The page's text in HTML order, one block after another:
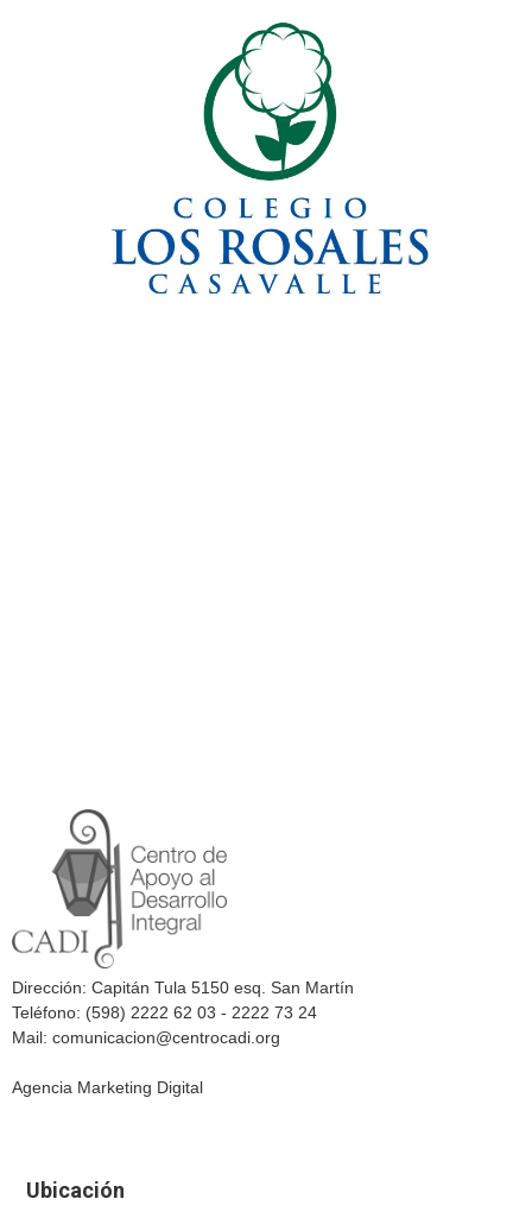
Dirección: Capitán Tula 5150 esq. San Martín
Teléfono: (598) 2222 62 03 - 2222 73 24
Mail: comunicacion@centrocadi.org
Agencia Marketing Digital
Ubicación